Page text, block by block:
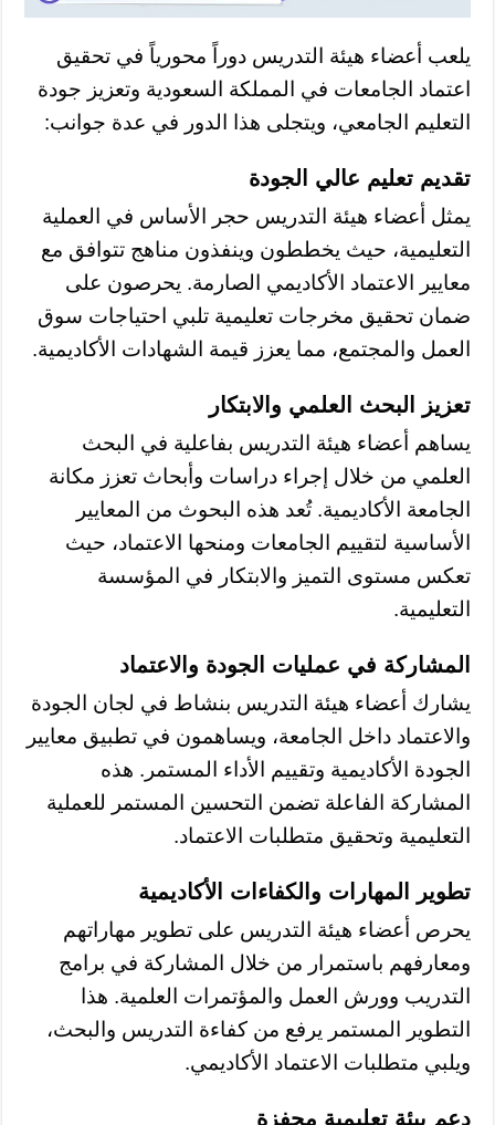
يلعب أعضاء هيئة التدريس دوراً محورياً في تحقيق
اعتماد الجامعات في المملكة السعودية وتعزيز جودة
التعليم الجامعي، ويتجلى هذا الدور في عدة جوانب:
تقديم تعليم عالي الجودة
يمثل أعضاء هيئة التدريس حجر الأساس في العملية
التعليمية، حيث يخططون وينفذون مناهج تتوافق مع
معايير الاعتماد الأكاديمي الصارمة. يحرصون على
ضمان تحقيق مخرجات تعليمية تلبي احتياجات سوق
العمل والمجتمع، مما يعزز قيمة الشهادات الأكاديمية.
تعزيز البحث العلمي والابتكار
يساهم أعضاء هيئة التدريس بفاعلية في البحث
العلمي من خلال إجراء دراسات وأبحاث تعزز مكانة
الجامعة الأكاديمية. تُعد هذه البحوث من المعايير
الأساسية لتقييم الجامعات ومنحها الاعتماد، حيث
تعكس مستوى التميز والابتكار في المؤسسة
التعليمية.
المشاركة في عمليات الجودة والاعتماد
يشارك أعضاء هيئة التدريس بنشاط في لجان الجودة
والاعتماد داخل الجامعة، ويساهمون في تطبيق معايير
الجودة الأكاديمية وتقييم الأداء المستمر. هذه
المشاركة الفاعلة تضمن التحسين المستمر للعملية
التعليمية وتحقيق متطلبات الاعتماد.
تطوير المهارات والكفاءات الأكاديمية
يحرص أعضاء هيئة التدريس على تطوير مهاراتهم
ومعارفهم باستمرار من خلال المشاركة في برامج
التدريب وورش العمل والمؤتمرات العلمية. هذا
التطوير المستمر يرفع من كفاءة التدريس والبحث،
ويلبي متطلبات الاعتماد الأكاديمي.
دعم بيئة تعليمية محفزة